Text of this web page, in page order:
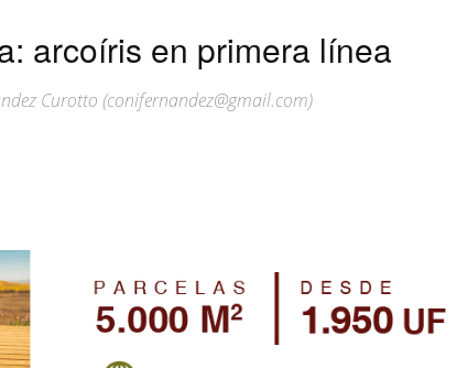
arcoíris en primera línea
Curotto (conifernandez@gmail.com)